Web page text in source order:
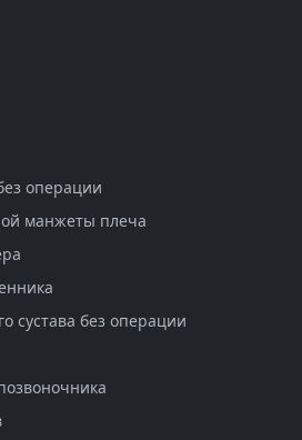
операции
манжеты плеча
сустава без операции